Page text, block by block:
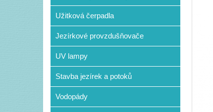
Užitková čerpadla
Jezírkové provzdušňovače
UV lampy
Stavba jezírek a potoků
Vodopády